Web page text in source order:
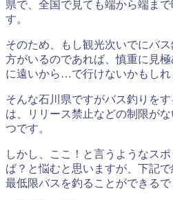
県で、全国で見ても端から端ま
す。
そのため、もし観光次いでにバ
方がいるのであれば、慎重に見
に遠いから…で行けないかもしれ
そんな石川県ですがバス釣りを
は、リリース禁止などの制限が
つです。
しかし、ここ！と言うようなス
ば？と悩むと思いますが、下記
最低限バスを釣ることができるで